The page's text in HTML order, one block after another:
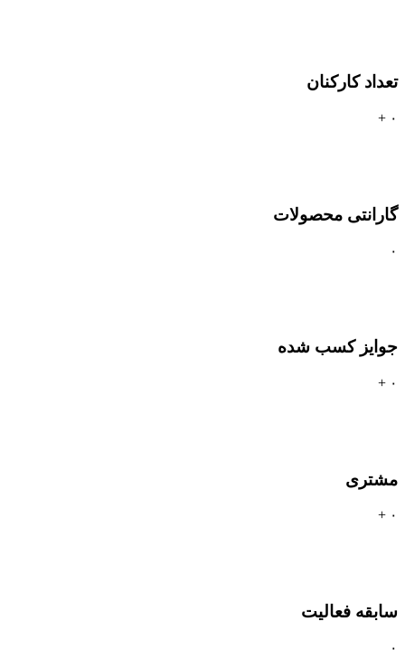
تعداد کارکنان
۰ +
گارانتی محصولات
۰
جوایز کسب شده
۰ +
مشتری
۰ +
سابقه فعالیت
۰